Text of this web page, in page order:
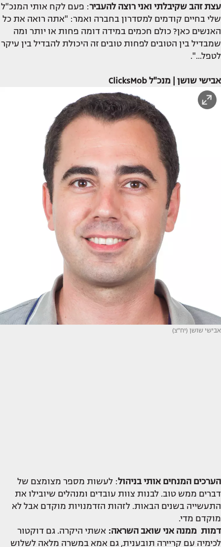
עצת זהב שקיבלתי ואני רוצה להעביר: פעם לקח אותי המנכ"ל
שלי בחיים קודמים למסדרון בחברה ואמר: "אתה רואה את כל
האנשים כאן? כולם חכמים במידה דומה פחות או יותר ומה
שמבדיל בין הטובים לפחות טובים זה היכולת להבדיל בין עיקר
לטפל...".
אבישי שושן | מנכ"ל ClicksMob
אבישי שושן (יח"צ)
הערכים המנחים אותי בניהול: לעשות מספר מצומצם של
דברים ממש טוב. לבנות צוות עובדים ומנהלים שיובילו את
התעשייה בשנים הבאות. לזהות הזדמנויות מוקדם אבל לא
מוקדם מדי.
דמות ממנה אני שואב השראה: אשתי היקרה. גם דוקטור
לכימיה עם קריירה תובענית, גם אמא במשרה מלאה לשלוש